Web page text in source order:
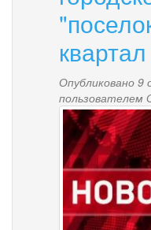
Опубликовано 9
пользователем
news-